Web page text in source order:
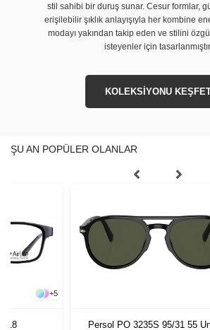
stil sahibi bir duruş sunar. Cesur formlar,
erişilebilir şıklık anlayışıyla her kombine
modayı yakından takip eden ve stilini
isteyenler için tasarlanmıştır.
KOLEKSİYONU
ŞU AN POPÜLER OLANLAR
+5
Persol PO 3235S 95/31 55